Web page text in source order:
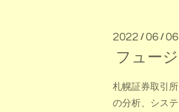
2022 / 06 /
フュー
札幌証券取引
の分析、シス